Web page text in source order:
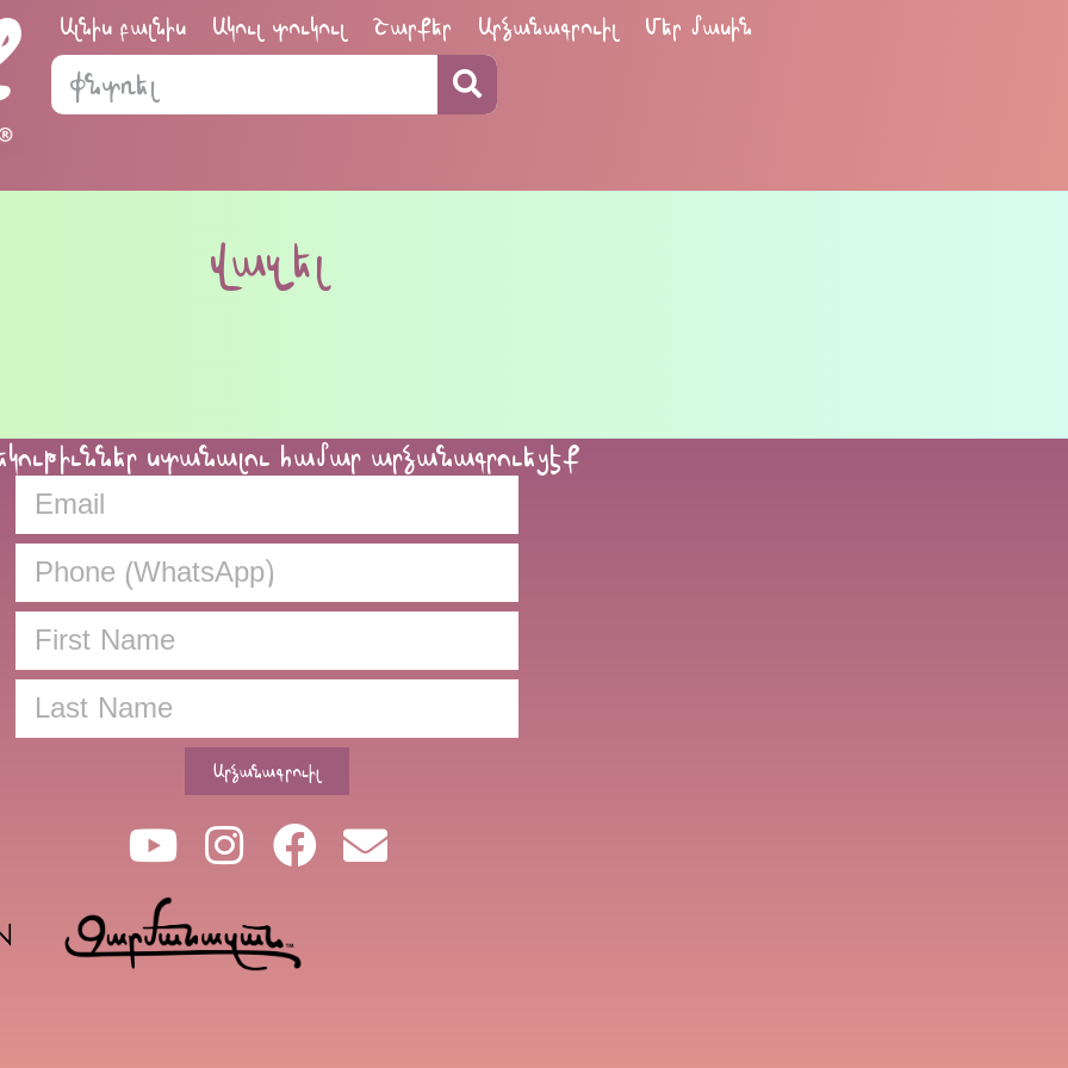
Ալնիս բալնիս Ակուլ տուկուլ Շարքեր Արձանագրուիլ Մեր մասին
վազել
ստանալու համար արձանագրուեցէք
Արձանագրուիլ